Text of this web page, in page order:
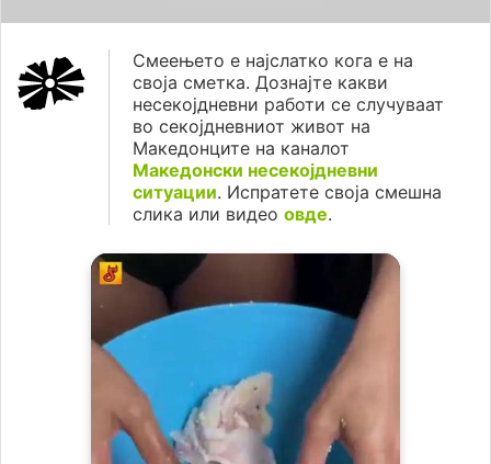
Смеењето е најслатко кога е на
своја сметка. Дознајте какви
несекојдневни работи се случуваат
во секојдневниот живот на
Македонците на каналот
Македонски несекојдневни
ситуации. Испратете своја смешна
слика или видео овде.